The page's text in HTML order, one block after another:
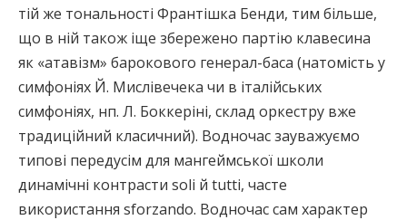
тій же тональності Франтішка Бенди, тим більше,
що в ній також іще збережено партію клавесина
як «атавізм» барокового генерал-баса (натомість у
симфоніях Й. Мислівечека чи в італійських
симфоніях, нп. Л. Боккеріні, склад оркестру вже
традиційний класичний). Водночас зауважуємо
типові передусім для мангеймської школи
динамічні контрасти soli й tutti, часте
використання sforzando. Водночас сам характер